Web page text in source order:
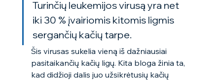
Turinčių leukemijos virusą yra net
iki 30 % įvairiomis kitomis ligmis
sergančių kačių tarpe.
Šis virusas sukelia vieną iš dažniausiai
pasitaikančių kačių ligų. Kita bloga žinia ta,
kad didžioji dalis juo užsikrėtusių kačių